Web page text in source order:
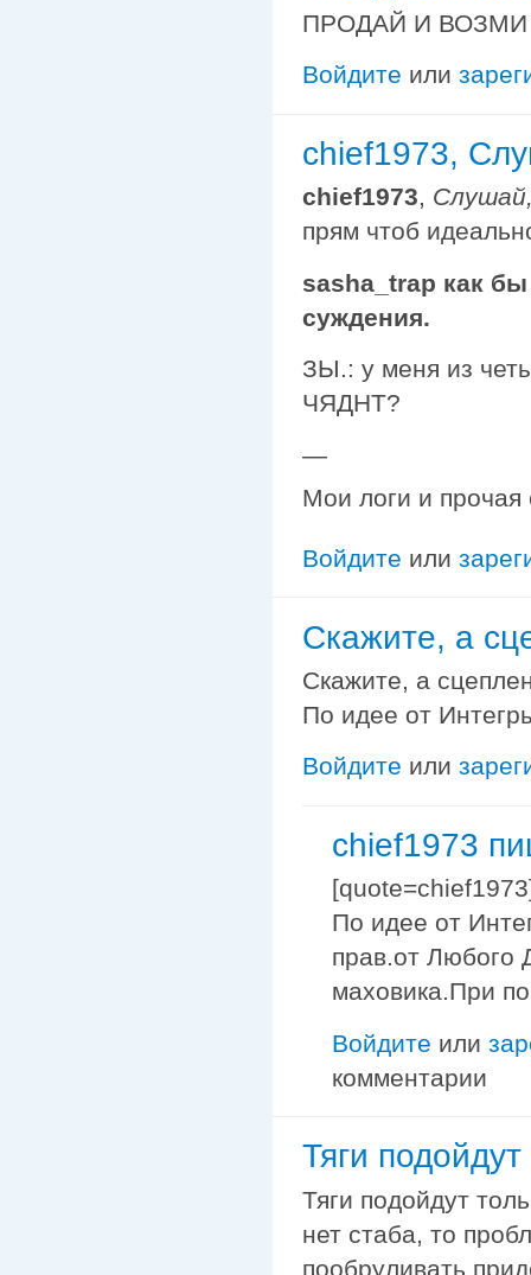
ПРОДАЙ И ВОЗМИ
Войдите или
chief1973,
chief1973,
прям чтоб
sasha_trap как
суждения.
ЗЫ.: у меня из
ЧЯДНТ?
—
Мои логи и
Войдите или
Скажите, а
Скажите, а
По идее от
Войдите или
chief1973
По идее от
прав.от Любого
маховика.При
Войдите или
комментарии
Тяги подойдут
Тяги подойдут
нет стаба, то
пообруливать